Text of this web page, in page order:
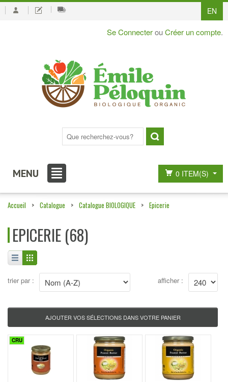
EN
Se ConnecterouCréer un compte.
MENU 0 ITEM(S)
Accueil > Catalogue > Catalogue BIOLOGIQUE > Epicerie
EPICERIE (68)
trier par : afficher :
CRU